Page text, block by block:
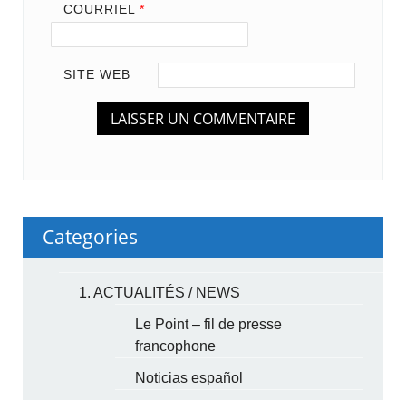
COURRIEL *
SITE WEB
Categories
1. ACTUALITÉS / NEWS
Le Point – fil de presse
francophone
Noticias español